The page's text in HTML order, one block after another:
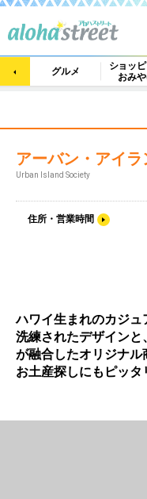
グルメ
ショッ
おみ
アーバン・アイ
Urban Island Society
住所・営業時間
ハワイ生まれのカジ
洗練されたデザイン
が融合したオリジナル
お土産探しにもピッタ